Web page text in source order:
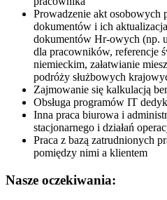
Prowadzenie akt
dokumentów i ich
dokumentów Hr-owych (np.
dla pracowników, referencje
niemieckim, załatwianie
podróży służbowych
Zajmowanie się kalkulacją
Obsługa programów IT
Inna praca biurowa i
stacjonarnego i działań
Praca z bazą zatrudnionych
pomiędzy nimi a klientem
Nasze oczekiwania: